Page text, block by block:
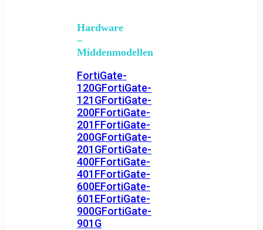
Hardware
–
Middenmodellen
FortiGate-
120GFortiGate-
121GFortiGate-
200FFortiGate-
201FFortiGate-
200GFortiGate-
201GFortiGate-
400FFortiGate-
401FFortiGate-
600EFortiGate-
601EFortiGate-
900GFortiGate-
901G